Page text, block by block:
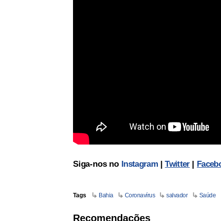
Siga-nos no Instagram|Twitter|
Tags Bahia Coronavírus salvador Saúde
Recomendações